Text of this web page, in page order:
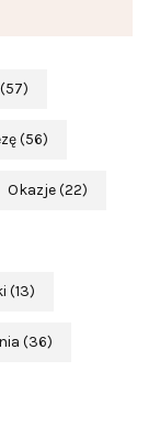
(57)
(56)
Okazje(22)
(13)
(36)